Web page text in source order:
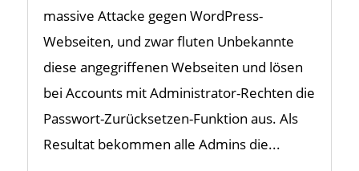
massive Attacke gegen WordPress-
Webseiten, und zwar fluten Unbekannte
diese angegriffenen Webseiten und lösen
bei Accounts mit Administrator-Rechten die
Passwort-Zurücksetzen-Funktion aus. Als
Resultat bekommen alle Admins die...